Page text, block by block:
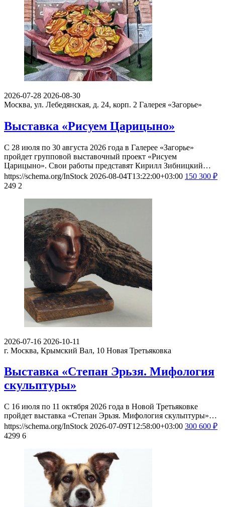
2026-07-28 2026-08-30
Москва, ул. Лебедянская, д. 24, корп. 2 Галерея «Загорье»
Выставка «Рисуем Царицыно»
С 28 июля по 30 августа 2026 года в Галерее «Загорье»
пройдет групповой выставочный проект «Рисуем
Царицыно». Свои работы представят Кирилл Зибницкий…
https://schema.org/InStock 2026-08-04T13:22:00+03:00 150 300 ₽
249 2
2026-07-16 2026-10-11
г. Москва, Крымский Вал, 10 Новая Третьяковка
Выставка «Степан Эрьзя. Мифология
скульптуры»
С 16 июля по 11 октября 2026 года в Новой Третьяковке
пройдет выставка «Степан Эрьзя. Мифология скульптуры»…
https://schema.org/InStock 2026-07-09T12:58:00+03:00 300 600 ₽
4299 6